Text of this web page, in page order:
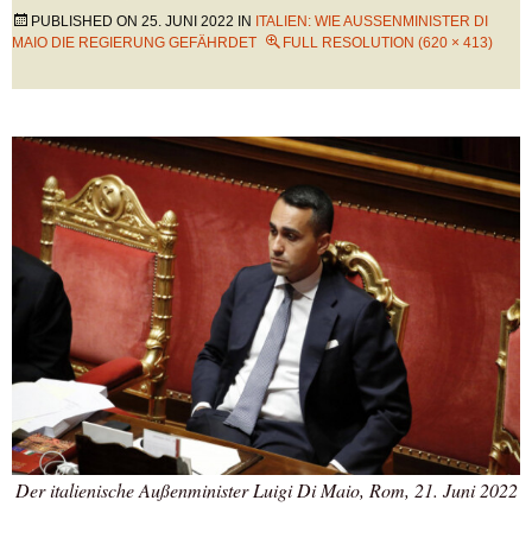
PUBLISHED ON 25. JUNI 2022 IN ITALIEN: WIE AUSSENMINISTER DI M
AIO DIE REGIERUNG GEFÄHRDET
FULL RESOLUTION (620 × 413)
Der italienische Außenminister Luigi Di Maio, Rom, 21. Juni 2022